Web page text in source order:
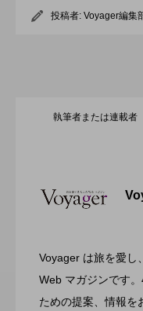
投稿者: Voyager編集
執筆者または連載者
Voyager は旅を愛し
Web マガジンです
ための提案、情報を
今年
2026.07.26 渋谷